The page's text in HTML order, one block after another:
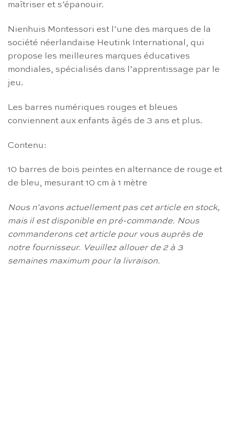
maîtriser et s’épanouir.
Nienhuis Montessori est l’une des marques de la
société néerlandaise Heutink International, qui
propose les meilleures marques éducatives
mondiales, spécialisés dans l’apprentissage par le
jeu.
Les barres numériques rouges et bleues
conviennent aux enfants âgés de 3 ans et plus.
Contenu:
10 barres de bois peintes en alternance de rouge et
de bleu, mesurant 10 cm à 1 mètre
Nous n'avons actuellement pas cet article en stock,
mais il est disponible en pré-commande. Nous
commanderons cet article pour vous auprès de
notre fournisseur. Veuillez allouer de 2 à 3
semaines maximum pour la livraison.